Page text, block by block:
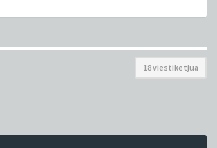
18 viestiketjua